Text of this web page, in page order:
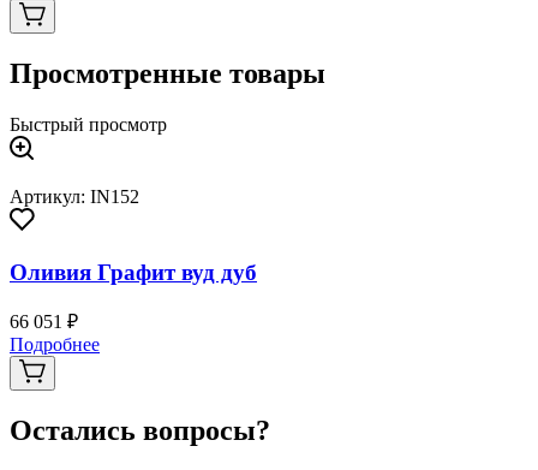
Просмотренные товары
Быстрый просмотр
Артикул: IN152
Оливия Графит вуд дуб
66 051 ₽
Подробнее
Остались вопросы?